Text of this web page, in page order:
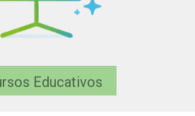
Educativos